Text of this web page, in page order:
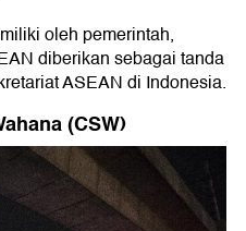
oleh pemerintah,
diberikan sebagai tanda
ASEAN di Indonesia.
(CSW)